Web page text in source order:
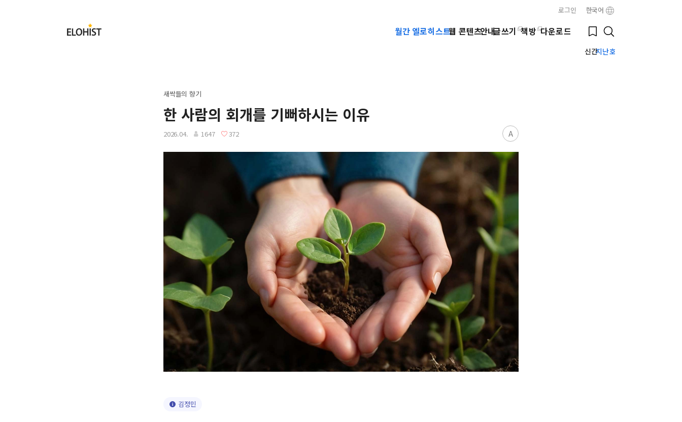
로그인 한국어
Elohist-
Home
Bookmark
Search
월간 엘로히스트웹 콘텐츠안내글쓰기 책방 다운로드
신간지난호
Submit
새싹들의 향기
한 사람의 회개를 기뻐하시는 이유
2026.04. 1647 372 A
김정민